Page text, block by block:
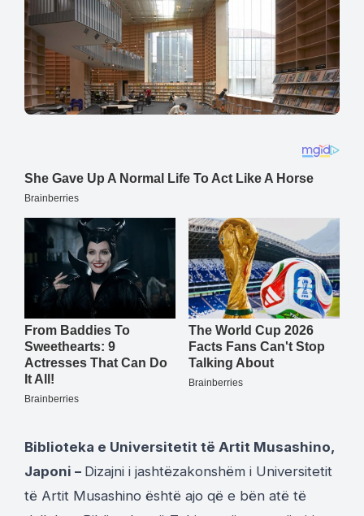
Biblioteka e Universitetit të Artit Musashino,
Japoni – Dizajni i jashtëzakonshëm i Universitetit
të Artit Musashino është ajo që e bën atë të